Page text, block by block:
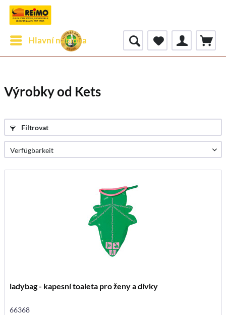
Hlavní nabídka
Výrobky od Kets
Filtrovat
ladybag - kapesní toaleta pro ženy a dívky
66368